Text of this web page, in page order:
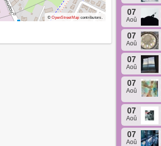
©OpenStreetMap contributors.
07
Aoû
07
Aoû
07
Aoû
07
Aoû
07
Aoû
07
Aoû